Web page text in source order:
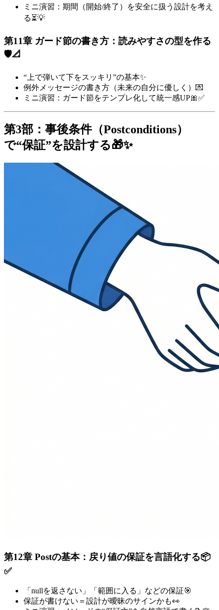
ミニ演習：期間（開始/終了）を安全に扱う設計を考え
る⏳💡
第11章 ガード節の書き方：読みやすさの型を作る
🛡️📐
“上で弾いて下をスッキリ”の基本✨
例外メッセージの書き方（未来の自分に優しく）💌
ミニ演習：ガード節をテンプレ化して統一感UP🎀✅
第3部：事後条件（Postconditions）
で“保証”を設計する🎁✨
第12章 Postの基本：戻り値の保証を言語化する📦
✅
「nullを返さない」「範囲に入る」などの保証🎯
保証が書けない＝設計が曖昧のサインかも👀